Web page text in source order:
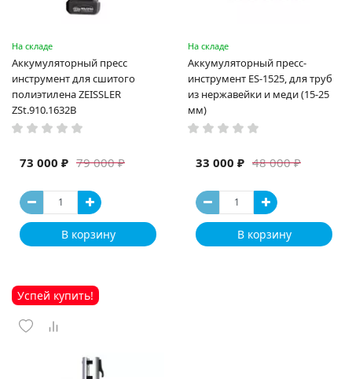
На складе
Аккумуляторный пресс
инструмент для сшитого
полиэтилена ZEISSLER
ZSt.910.1632B
79 000 ₽
73 000 ₽
В корзину
На складе
Аккумуляторный пресс-
инструмент ES-1525, для труб
из нержавейки и меди (15-25
мм)
48 000 ₽
33 000 ₽
В корзину
Успей купить!